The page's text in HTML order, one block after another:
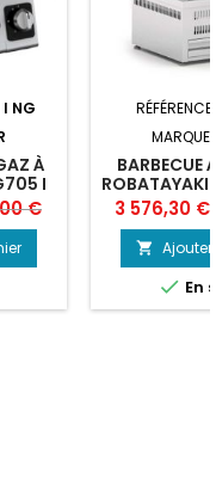
NG
À
I
€
MARQUE:
BARBECUE
Prix
3 576,30 €

 En